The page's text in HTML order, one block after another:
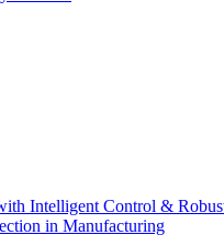
Intelligent Control &
in Manufacturing